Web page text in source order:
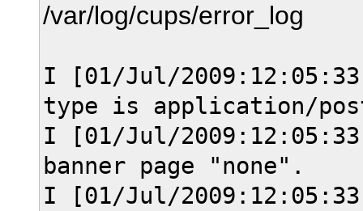
/var/log/cups/error_log
I [01/Jul/
type is application/
I [01/Jul/
banner page "none".
I [01/Jul/